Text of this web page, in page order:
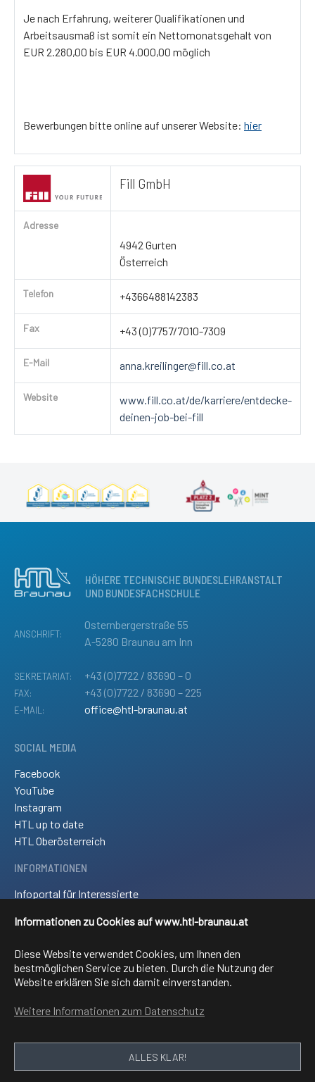
Informationen zu Cookies auf www.htl-braunau.at
Diese Website verwendet Cookies, um Ihnen den
bestmöglichen Service zu bieten. Durch die Nutzung der
Website erklären Sie sich damit einverstanden.
Weitere Informationen zum Datenschutz
ALLES KLAR!
Je nach Erfahrung, weiterer Qualifikationen und
Arbeitsausmaß ist somit ein Nettomonatsgehalt von
EUR 2.280,00 bis EUR 4.000,00 möglich
Bewerbungen bitte online auf unserer Website: hier
Fill GmbH
Adresse
4942 Gurten
Österreich
Telefon +4366488142383
Fax +43 (0)7757/7010-7309
E-Mail anna.kreilinger@fill.co.at
Website
www.fill.co.at/de/karriere/entdecke-
deinen-job-bei-fill
HÖHERE TECHNISCHE BUNDESLEHRANSTALT
UND BUNDESFACHSCHULE
ANSCHRIFT:
Osternbergerstraße 55
A-5280 Braunau am Inn
SEKRETARIAT: +43 (0)7722 / 83690 – 0
FAX: +43 (0)7722 / 83690 – 225
E-MAIL: office@htl-braunau.at
SOCIAL MEDIA
Facebook
YouTube
Instagram
HTL up to date
HTL Oberösterreich
INFORMATIONEN
Infoportal für Interessierte
Downloads
Sitemap
FACHRICHTUNGEN
Elektronik und technische Informatik
Informationstechnologie